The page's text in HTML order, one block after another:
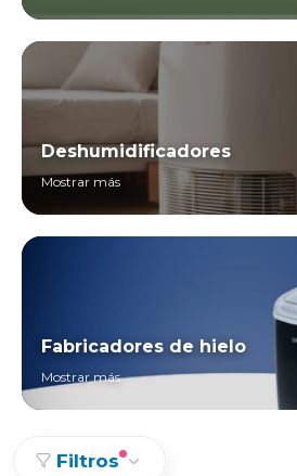
Deshumidificadores
Mostrar más
Fabricadores de hielo
Mostrar más
Filtros